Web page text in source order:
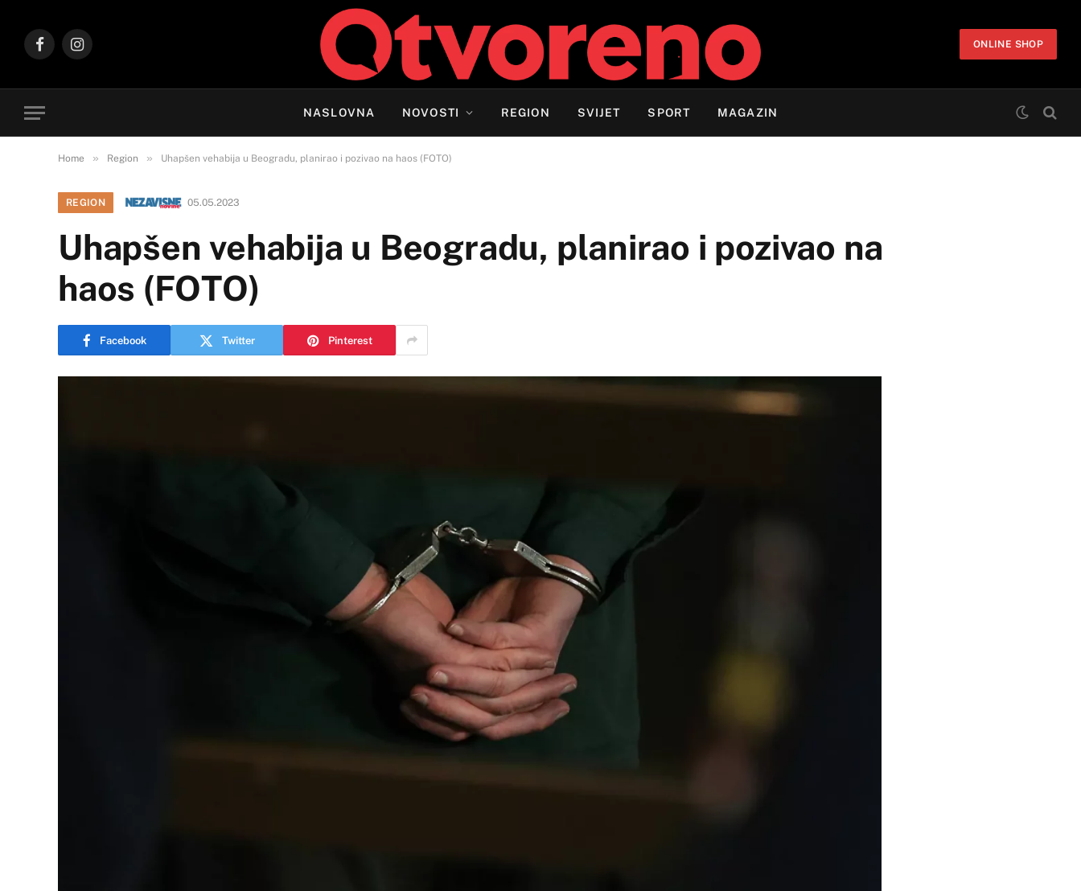
FacebookInstagram
ONLINE SHOP
NASLOVNA NOVOSTI REGION SVIJET SPORT MAGAZIN
Home » Region » Uhapšen vehabija u Beogradu, planirao i pozivao na haos (FOTO)
REGION 05.05.2023
Uhapšen vehabija u Beogradu, planirao i pozivao na
haos (FOTO)
Facebook Twitter Pinterest